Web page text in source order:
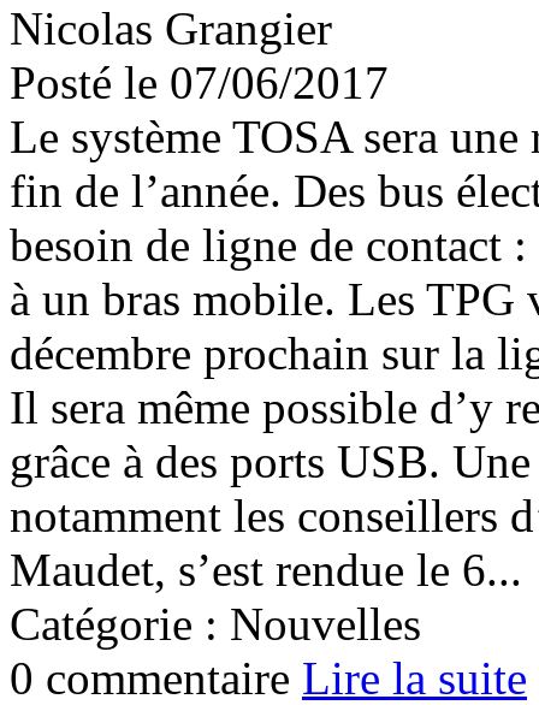
Nicolas Grangier
Posté le 07/06/2017
Le système TOSA sera
fin de l’année. Des bus
besoin de ligne de contact
à un bras mobile. Les TPG
décembre prochain sur la
Il sera même possible d’y
grâce à des ports USB.
notamment les conseillers
Maudet, s’est rendue le 6...
Catégorie : Nouvelles
0 commentaire Lire la suite